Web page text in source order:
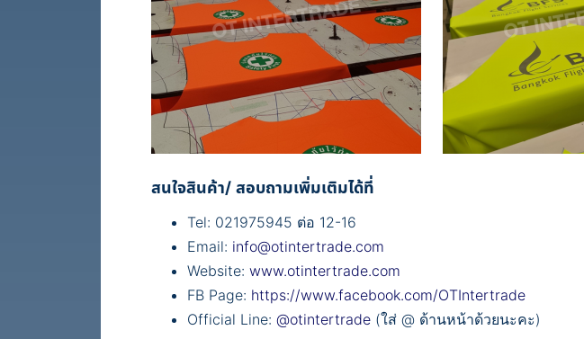
สนใจสินค้า/ สอบถามเพิ่มเติมได้ที่
Tel: 021975945 ต่อ 12-16
Email: info@otintertrade.com
Website: www.otintertrade.com
FB Page: https://www.facebook.com/OTIntertrade
Official Line: @otintertrade (ใส่ @ ด้านหน้าด้วยนะคะ)